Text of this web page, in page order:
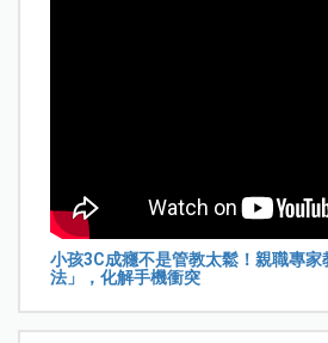
小孩3C成癮不是管教太鬆！親職專家
法」，化解手機衝突